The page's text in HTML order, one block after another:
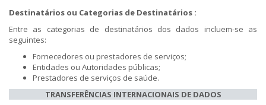
Destinatários ou Categorias de Destinatários :
Entre as categorias de destinatários dos dados incluem-se as
seguintes:
Fornecedores ou prestadores de serviços;
Entidades ou Autoridades públicas;
Prestadores de serviços de saúde.​
TRANSFERÊNCIAS INTERNACIONAIS DE DADOS